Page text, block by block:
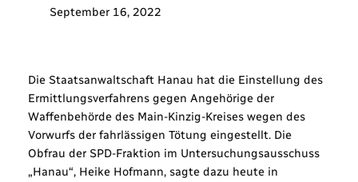
September 16, 2022
Die Staatsanwaltschaft Hanau hat die Einstellung des
Ermittlungsverfahrens gegen Angehörige der
Waffenbehörde des Main-Kinzig-Kreises wegen des
Vorwurfs der fahrlässigen Tötung eingestellt. Die
Obfrau der SPD-Fraktion im Untersuchungsausschuss
„Hanau“, Heike Hofmann, sagte dazu heute in